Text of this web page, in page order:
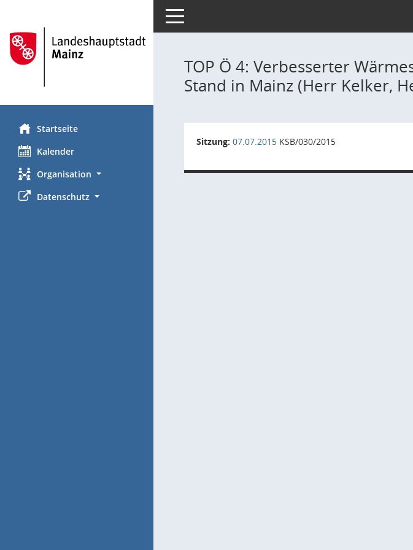
Startseite
Kalender
Organisation
Datenschutz
Toggle navigation
TOP Ö 4: Verbesserter
Stand in Mainz (Herr Kelker,
Sitzung: 07.07.2015 KSB/030/2015